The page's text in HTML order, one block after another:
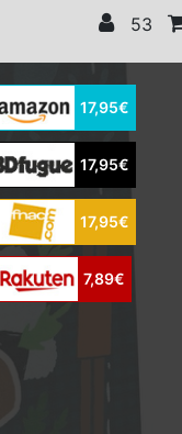
53
17,95€
17,95€
17,95€
7,89€